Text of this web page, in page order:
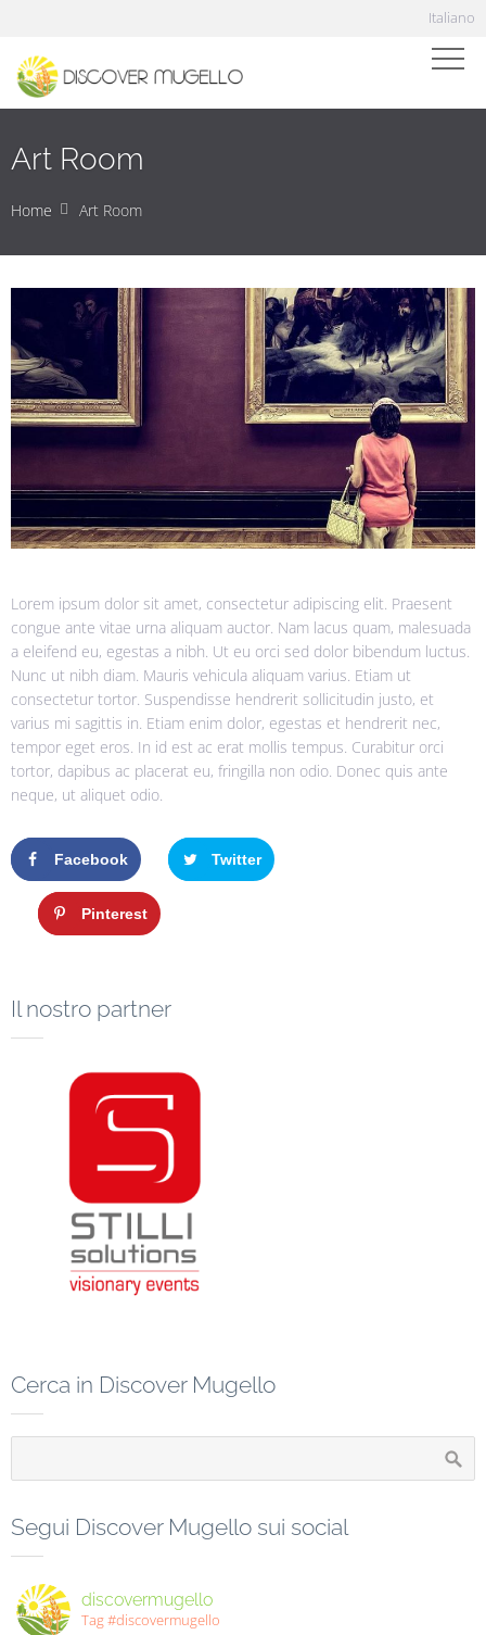
Italiano
Art Room
Home Art Room
Lorem ipsum dolor sit amet, consectetur adipiscing elit. Praesent
congue ante vitae urna aliquam auctor. Nam lacus quam, malesuada
a eleifend eu, egestas a nibh. Ut eu orci sed dolor bibendum luctus.
Nunc ut nibh diam. Mauris vehicula aliquam varius. Etiam ut
consectetur tortor. Suspendisse hendrerit sollicitudin justo, et
varius mi sagittis in. Etiam enim dolor, egestas et hendrerit nec,
tempor eget eros. In id est ac erat mollis tempus. Curabitur orci
tortor, dapibus ac placerat eu, fringilla non odio. Donec quis ante
neque, ut aliquet odio.
Facebook Twitter
Pinterest
Il nostro partner
Cerca in Discover Mugello
Segui Discover Mugello sui social
discovermugello
Tag #discovermugello